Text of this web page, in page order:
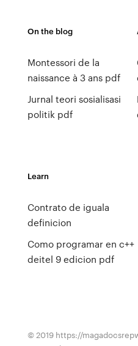
On the blog
Montessori de la
naissance à 3 ans pdf
Jurnal teori sosialisasi
politik pdf
Learn
Contrato de iguala
definicion
Como programar en c++
deitel 9 edicion pdf
© 2019 https://